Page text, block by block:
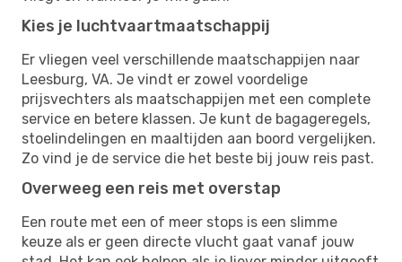
Kies je luchtvaartmaatschappij
Er vliegen veel verschillende maatschappijen naar
Leesburg, VA. Je vindt er zowel voordelige
prijsvechters als maatschappijen met een complete
service en betere klassen. Je kunt de bagageregels,
stoelindelingen en maaltijden aan boord vergelijken.
Zo vind je de service die het beste bij jouw reis past.
Overweeg een reis met overstap
Een route met een of meer stops is een slimme
keuze als er geen directe vlucht gaat vanaf jouw